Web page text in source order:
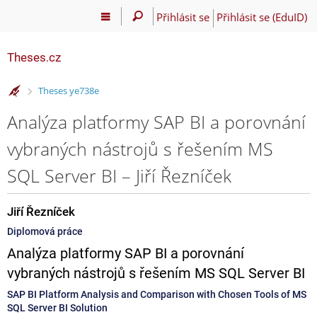
Přihlásit se Přihlásit se (EduID)
Theses.cz
>
Theses ye738e
Analýza platformy SAP BI a porovnání
vybraných nástrojů s řešením MS
SQL Server BI – Jiří Řezníček
Jiří Řezníček
Diplomová práce
Analýza platformy SAP BI a porovnání
vybraných nástrojů s řešením MS SQL Server BI
SAP BI Platform Analysis and Comparison with Chosen Tools of MS
SQL Server BI Solution